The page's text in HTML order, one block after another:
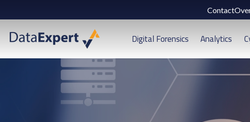
Contact
Digital Forensics Analytics